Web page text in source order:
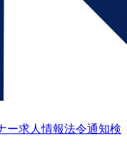
ー求人情報法令通知検